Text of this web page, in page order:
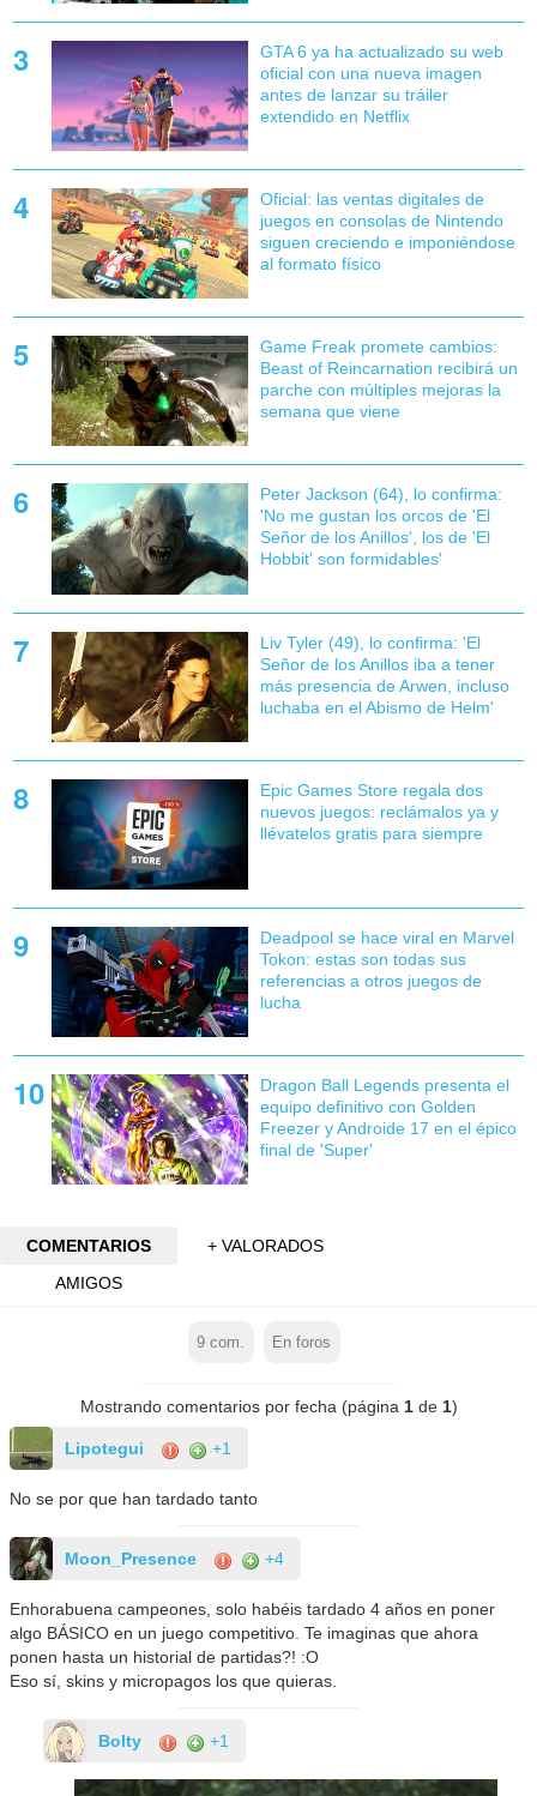
GTA 6 ya ha actualizado su web
oficial con una nueva imagen
antes de lanzar su tráiler
extendido en Netflix
Oficial: las ventas digitales de
juegos en consolas de Nintendo
siguen creciendo e imponiéndose
al formato físico
Game Freak promete cambios:
Beast of Reincarnation recibirá un
parche con múltiples mejoras la
semana que viene
Peter Jackson (64), lo confirma:
'No me gustan los orcos de 'El
Señor de los Anillos', los de 'El
Hobbit' son formidables'
Liv Tyler (49), lo confirma: 'El
Señor de los Anillos iba a tener
más presencia de Arwen, incluso
luchaba en el Abismo de Helm'
Epic Games Store regala dos
nuevos juegos: reclámalos ya y
llévatelos gratis para siempre
Deadpool se hace viral en Marvel
Tokon: estas son todas sus
referencias a otros juegos de
lucha
Dragon Ball Legends presenta el
equipo definitivo con Golden
Freezer y Androide 17 en el épico
final de 'Super'
COMENTARIOS
+ VALORADOS
AMIGOS
9 com. En foros
Mostrando comentarios por fecha (página 1de 1)
Lipotegui +1
No se por que han tardado tanto
Moon_Presence +4
Enhorabuena campeones, solo habéis tardado 4 años en poner
algo BÁSICO en un juego competitivo. Te imaginas que ahora
ponen hasta un historial de partidas?! :O
Eso sí, skins y micropagos los que quieras.
Bolty +1